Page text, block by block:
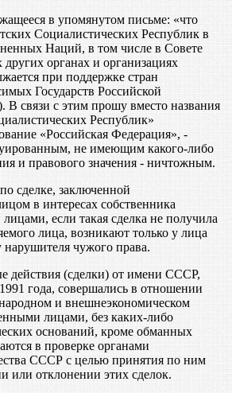
в упомянутом письме: «что
Социалистических Республик в
Наций, в том числе в Совете
других органах и организациях
при поддержке стран
Государств Российской
связи с этим прошу вместо названия
Республик»
«Российская Федерация», -
не имеющим какого-либо
и правового значения - ничтожным.
сделке, заключенной
в интересах собственника
если такая сделка не получила
лица, возникают только у лица
чужого права.
действия (сделки) от имени СССР,
года, совершались в отношении
и внешнеэкономическом
лицами, без каких-либо
оснований, кроме обманных
в проверке органами
СССР с целью принятия по ним
или отклонении этих сделок.